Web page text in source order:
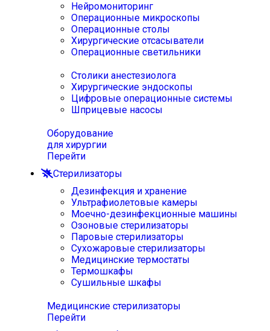
Нейромониторинг
Операционные микроскопы
Операционные столы
Хирургические отсасыватели
Операционные светильники
Столики анестезиолога
Хирургические эндоскопы
Цифровые операционные системы
Шприцевые насосы
Оборудование
для хирургии
Перейти
Стерилизаторы
Дезинфекция и хранение
Ультрафиолетовые камеры
Моечно-дезинфекционные машины
Озоновые стерилизаторы
Паровые стерилизаторы
Сухожаровые стерилизаторы
Медицинские термостаты
Термошкафы
Сушильные шкафы
Медицинские стерилизаторы
Перейти